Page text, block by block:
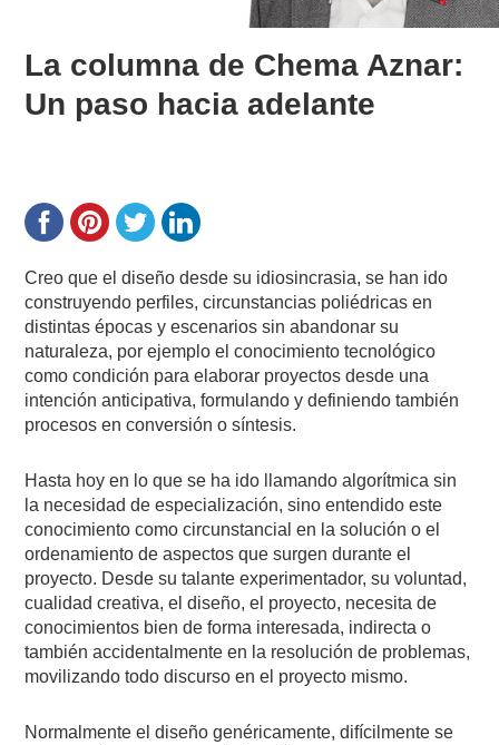
La columna de Chema Aznar:
Un paso hacia adelante
Creo que el diseño desde su idiosincrasia, se han ido
construyendo perfiles, circunstancias poliédricas en
distintas épocas y escenarios sin abandonar su
naturaleza, por ejemplo el conocimiento tecnológico
como condición para elaborar proyectos desde una
intención anticipativa, formulando y definiendo también
procesos en conversión o síntesis.
Hasta hoy en lo que se ha ido llamando algorítmica sin
la necesidad de especialización, sino entendido este
conocimiento como circunstancial en la solución o el
ordenamiento de aspectos que surgen durante el
proyecto. Desde su talante experimentador, su voluntad,
cualidad creativa, el diseño, el proyecto, necesita de
conocimientos bien de forma interesada, indirecta o
también accidentalmente en la resolución de problemas,
movilizando todo discurso en el proyecto mismo.
Normalmente el diseño genéricamente, difícilmente se